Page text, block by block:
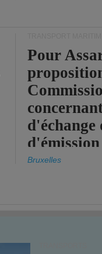
Pour
d'échange
timide,
Bruxelles